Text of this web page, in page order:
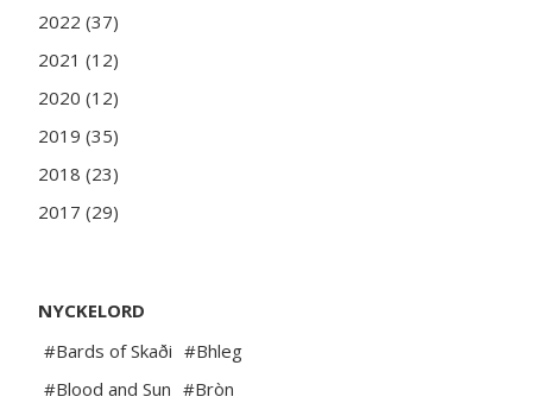
2022 (37)
2021 (12)
2020 (12)
2019 (35)
2018 (23)
2017 (29)
NYCKELORD
#Bards of Skaði #Bhleg
#Blood and Sun #Bròn